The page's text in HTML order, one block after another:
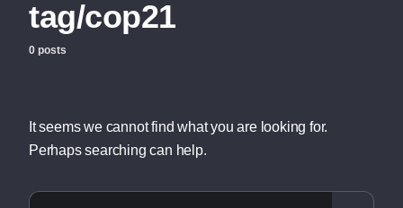
tag/cop21
0 posts
It seems we cannot find what you are looking for.
Perhaps searching can help.